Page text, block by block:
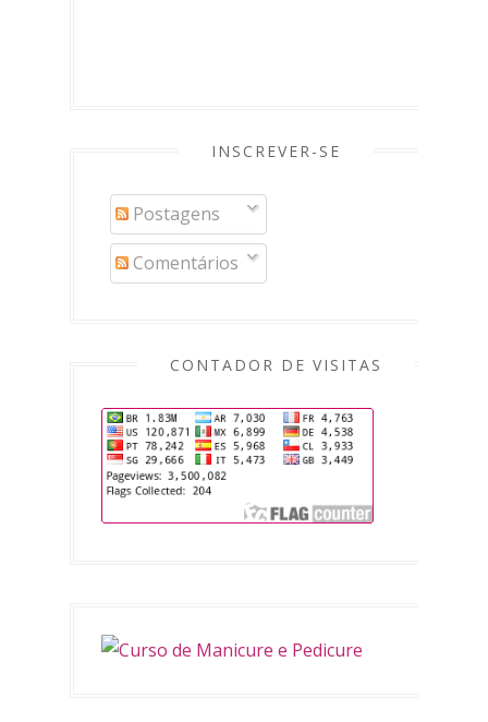
INSCREVER-SE
Postagens
Comentários
CONTADOR DE VISITAS